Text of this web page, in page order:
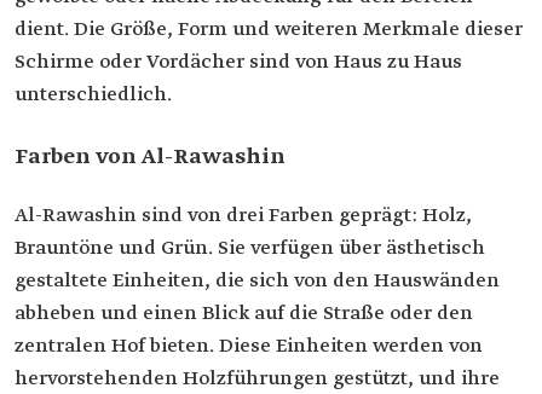
dient. Die Größe, Form und weiteren Merkmale dieser
Schirme oder Vordächer sind von Haus zu Haus
unterschiedlich.
Farben von Al-Rawashin
Al-Rawashin sind von drei Farben geprägt: Holz,
Brauntöne und Grün. Sie verfügen über ästhetisch
gestaltete Einheiten, die sich von den Hauswänden
abheben und einen Blick auf die Straße oder den
zentralen Hof bieten. Diese Einheiten werden von
hervorstehenden Holzführungen gestützt, und ihre